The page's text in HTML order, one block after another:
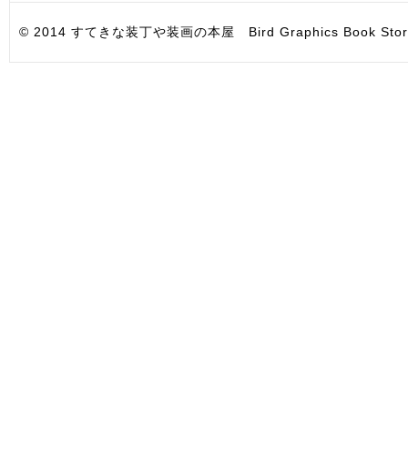
© 2014 すてきな装丁や装画の本屋 Bird Graphics Book